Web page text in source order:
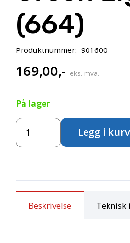
(664)
Produktnummer: 901600
169,00,- eks. mva.
På lager
Amsterdam
Standard
500ml
antall
Legg i kurv
Beskrivelse Teknisk